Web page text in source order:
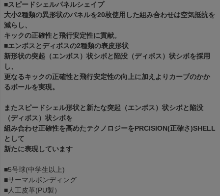
■スピードシェルパネルシェイプ
大小2種類の異形状のパネルを20枚使用した組み合わせは空気抵抗を
減らし、
キックの正確性と飛行安定性に貢献。
■エンボスとディボスの2種類の表皮形状
新形状の突起（エンボス）状シボと陥没（ディボス）状シボを採用
し、
更なるキックの正確性と飛行安定性の向上に加えよりカーブのかか
るボールを実現。
またスピードシェル形状と新たな突起（エンボス）状シボと陥没
（ディボス）状シボを
組み合わせ正確性を高めたテクノロジーをPRCISION(正確さ)SHELL
として
新たに表現しています
■5号球(中学生以上)
■サーマルボンディング
■人工皮革(PU製）